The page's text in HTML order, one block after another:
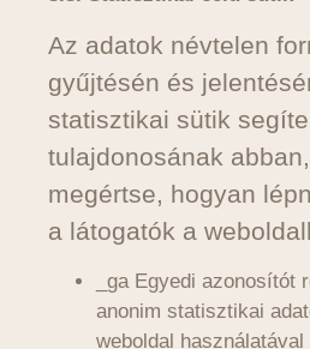
Az adatok névtelen
gyűjtésén és
statisztikai sütik
tulajdonosának
megértse, hogyan
a látogatók a
_ga Egyedi azonosítót
anonim statisztikai
weboldal